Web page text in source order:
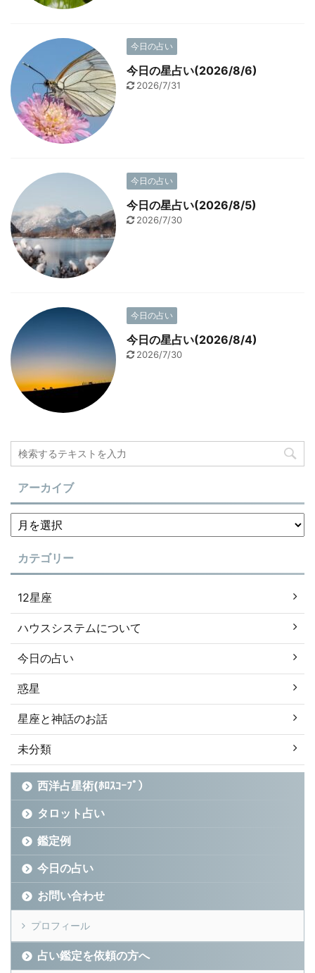
今日の占い
今日の星占い(2026/8/6)
2026/7/31
今日の占い
今日の星占い(2026/8/5)
2026/7/30
今日の占い
今日の星占い(2026/8/4)
2026/7/30
アーカイブ
カテゴリー
12星座
ハウスシステムについて
今日の占い
惑星
星座と神話のお話
未分類
西洋占星術(ﾎﾛｽｺｰﾌﾟ）
タロット占い
鑑定例
今日の占い
お問い合わせ
プロフィール
占い鑑定を依頼の方へ